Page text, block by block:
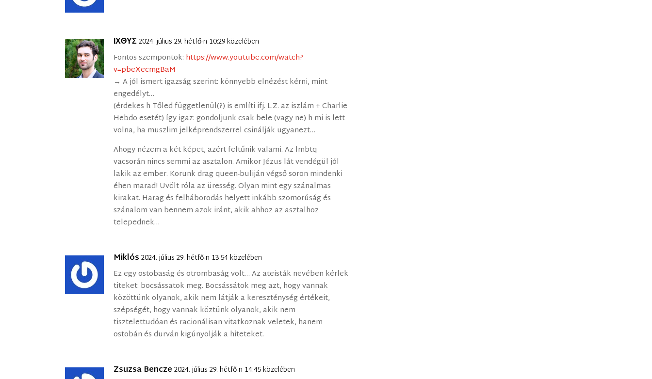
ΙΧΘΥΣ2024. július 29. hétfő-n 10:29 közelében
Fontos szempontok: https://www.youtube.com/watch?
v=pbeXecmgBaM
→ A jól ismert igazság szerint: könnyebb elnézést kérni, mint
engedélyt…
(érdekes h Tőled függetlenül(?) is említi ifj. L.Z. az iszlám + Charlie
Hebdo esetét) Így igaz: gondoljunk csak bele (vagy ne) h mi is lett
volna, ha muszlim jelképrendszerrel csinálják ugyanezt…
Ahogy nézem a két képet, azért feltűnik valami. Az lmbtq-
vacsorán nincs semmi az asztalon. Amikor Jézus lát vendégül jól
lakik az ember. Korunk drag queen-buliján végső soron mindenki
éhen marad! Üvölt róla az üresség. Olyan mint egy szánalmas
kirakat. Harag és felháborodás helyett inkább szomorúság és
szánalom van bennem azok iránt, akik ahhoz az asztalhoz
telepednek…
Miklós 2024. július 29. hétfő-n 13:54 közelében
Ez egy ostobaság és otrombaság volt… Az ateisták nevében kérlek
titeket: bocsássatok meg. Bocsássátok meg azt, hogy vannak
közöttünk olyanok, akik nem látják a kereszténység értékeit,
szépségét, hogy vannak köztünk olyanok, akik nem
tisztelettudóan és racionálisan vitatkoznak veletek, hanem
ostobán és durván kigúnyolják a hiteteket.
Zsuzsa Bencze 2024. július 29. hétfő-n 14:45 közelében